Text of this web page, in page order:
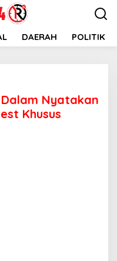
DAERAH POLITIK
Nyatakan
Khusus